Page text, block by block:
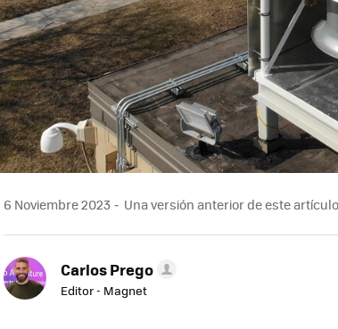
6 Noviembre 2023 Una versión anterior de este
Carlos Prego
Editor - Magnet